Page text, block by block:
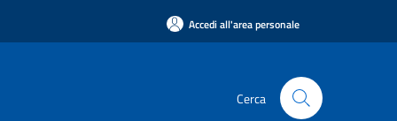
Accedi all'area personale
Cerca